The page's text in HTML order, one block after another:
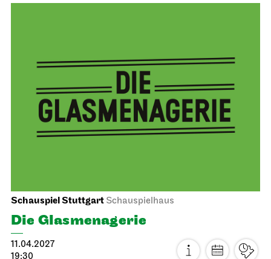
Stuttgarter BallettOpernhaus
Ballettabend
MODERN ELEGIES
Sa, 27.03.2027